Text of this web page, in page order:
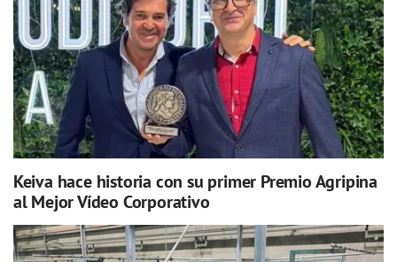
Keiva hace historia con su primer Premio Agripina
al Mejor Vídeo Corporativo